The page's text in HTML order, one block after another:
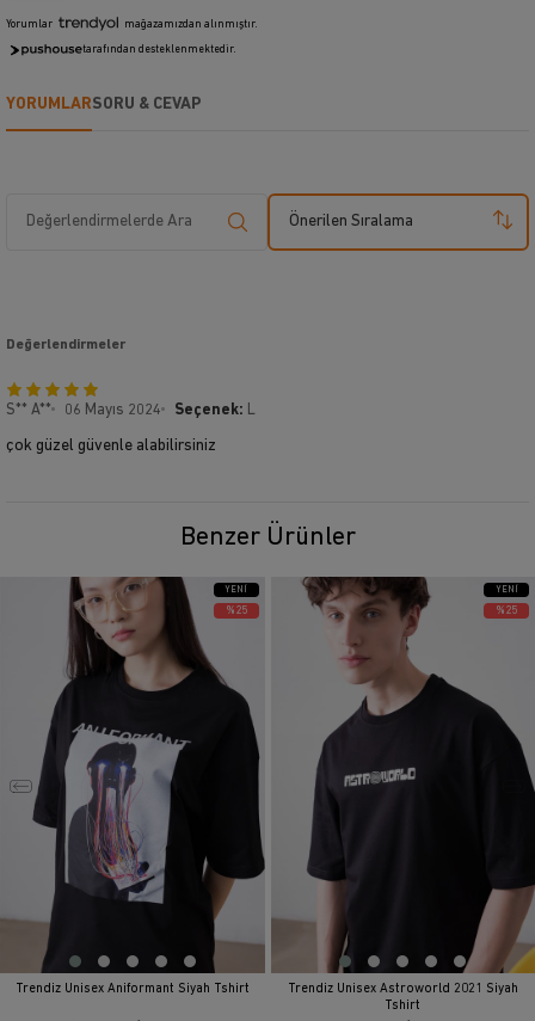
Yorumlar mağazamızdan alınmıştır.
tarafından desteklenmektedir.
YORUMLARSORU & CEVAP
Önerilen Sıralama
Değerlendirmeler
S** A** 06 Mayıs 2024 Seçenek:
çok güzel güvenle alabilirsiniz
Benzer Ürünler
Trendiz Unisex Aniformant Siyah Tshirt
YENI
ÜRÜN
%25
Trendiz Unisex Astroworld 2021 Siyah
Tshirt
YENI
ÜRÜN
%25